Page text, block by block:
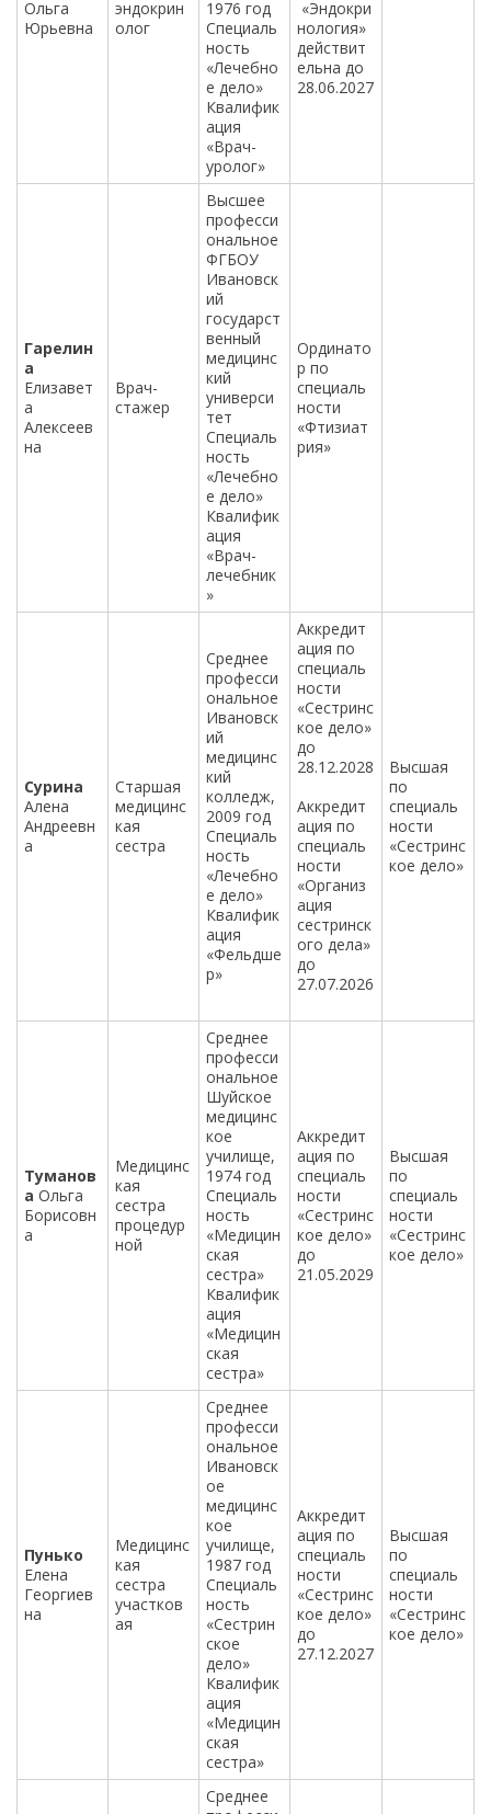
Ольга
Юрьевна
эндокрин
олог
1976 год
Специаль
ность
«Лечебно
е дело»
Квалифик
ация
«Врач-
уролог»
«Эндокри
нология»
действит
ельна до
28.06.2027
Гарелин
а
Елизавет
а
Алексеев
на
Врач-
стажер
Высшее
професси
ональное
ФГБОУ
Ивановск
ий
государст
венный
медицинс
кий
универси
тет
Специаль
ность
«Лечебно
е дело»
Квалифик
ация
«Врач-
лечебник
»
Ординато
р по
специаль
ности
«Фтизиат
рия»
Сурина
Алена
Андреевн
а
Старшая
медицинс
кая
сестра
Среднее
професси
ональное
Ивановск
ий
медицинс
кий
колледж,
2009 год
Специаль
ность
«Лечебно
е дело»
Квалифик
ация
«Фельдше
р»
Аккредит
ация по
специаль
ности
«Сестринс
кое дело»
до
28.12.2028
Аккредит
ация по
специаль
ности
«Организ
ация
сестринск
ого дела»
до
27.07.2026
Высшая
по
специаль
ности
«Сестринс
кое дело»
Туманов
а Ольга
Борисовн
а
Медицинс
кая
сестра
процедур
ной
Среднее
професси
ональное
Шуйское
медицинс
кое
училище,
1974 год
Специаль
ность
«Медицин
ская
сестра»
Квалифик
ация
«Медицин
ская
сестра»
Аккредит
ация по
специаль
ности
«Сестринс
кое дело»
до
21.05.2029
Высшая
по
специаль
ности
«Сестринс
кое дело»
Пунько
Елена
Георгиев
на
Медицинс
кая
сестра
участков
ая
Среднее
професси
ональное
Ивановск
ое
медицинс
кое
училище,
1987 год
Специаль
ность
«Сестрин
ское
дело»
Квалифик
ация
«Медицин
ская
сестра»
Аккредит
ация по
специаль
ности
«Сестринс
кое дело»
до
27.12.2027
Высшая
по
специаль
ности
«Сестринс
кое дело»
Среднее